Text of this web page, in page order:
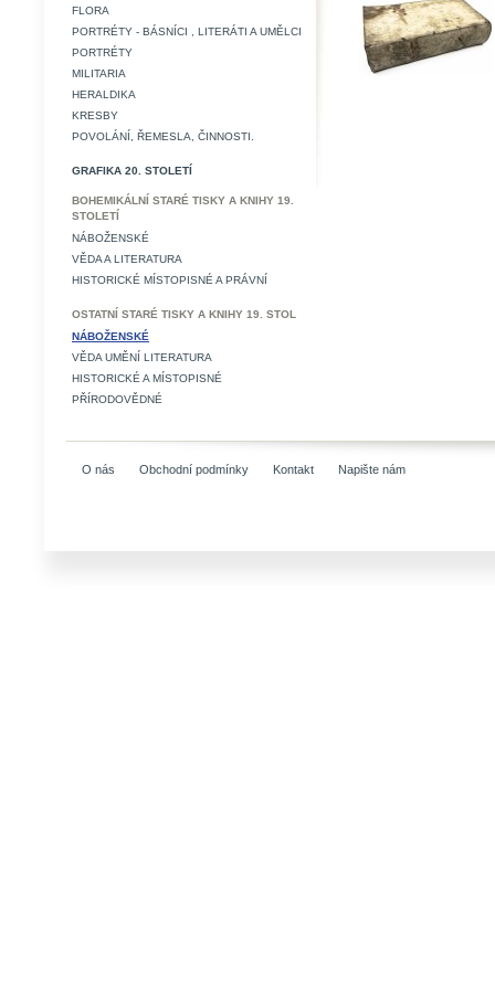
FLORA
PORTRÉTY - BÁSNÍCI , LITERÁTI A UMĚLCI
PORTRÉTY
MILITARIA
HERALDIKA
KRESBY
POVOLÁNÍ, ŘEMESLA, ČINNOSTI.
GRAFIKA 20. STOLETÍ
BOHEMIKÁLNÍ STARÉ TISKY A KNIHY 19.
STOLETÍ
NÁBOŽENSKÉ
VĚDA A LITERATURA
HISTORICKÉ MÍSTOPISNÉ A PRÁVNÍ
OSTATNÍ STARÉ TISKY A KNIHY 19. STOL
NÁBOŽENSKÉ
VĚDA UMĚNÍ LITERATURA
HISTORICKÉ A MÍSTOPISNÉ
PŘÍRODOVĚDNÉ
O nás Obchodní podmínky Kontakt Napište nám